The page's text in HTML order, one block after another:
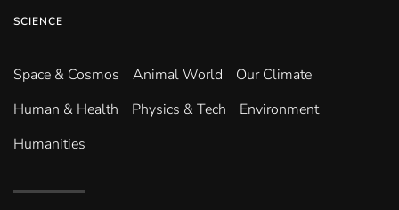
SCIENCE
Space & Cosmos Animal World
Our Climate
Human & Health
Physics & Tech
Environment
Humanities